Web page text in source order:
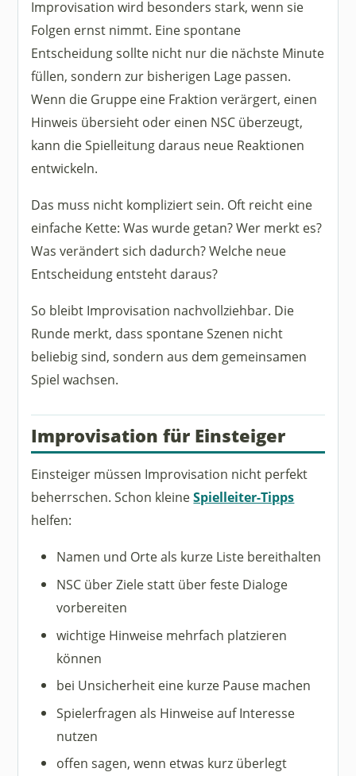
Improvisation wird besonders stark, wenn sie
Folgen ernst nimmt. Eine spontane
Entscheidung sollte nicht nur die nächste Minute
füllen, sondern zur bisherigen Lage passen.
Wenn die Gruppe eine Fraktion verärgert, einen
Hinweis übersieht oder einen NSC überzeugt,
kann die Spielleitung daraus neue Reaktionen
entwickeln.
Das muss nicht kompliziert sein. Oft reicht eine
einfache Kette: Was wurde getan? Wer merkt es?
Was verändert sich dadurch? Welche neue
Entscheidung entsteht daraus?
So bleibt Improvisation nachvollziehbar. Die
Runde merkt, dass spontane Szenen nicht
beliebig sind, sondern aus dem gemeinsamen
Spiel wachsen.
Improvisation für Einsteiger
Einsteiger müssen Improvisation nicht perfekt
beherrschen. Schon kleineSpielleiter-Tipps
helfen:
Namen und Orte als kurze Liste bereithalten
NSC über Ziele statt über feste Dialoge
vorbereiten
wichtige Hinweise mehrfach platzieren
können
bei Unsicherheit eine kurze Pause machen
Spielerfragen als Hinweise auf Interesse
nutzen
offen sagen, wenn etwas kurz überlegt